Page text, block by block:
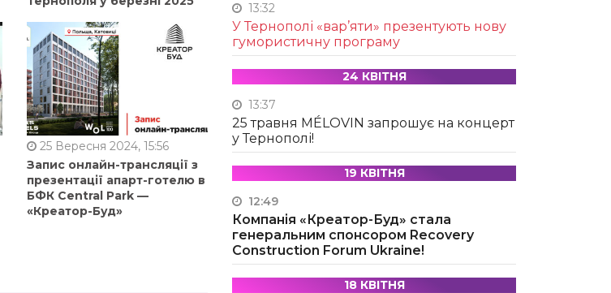
25 Вересня 2024, 15:56
Запис онлайн-трансляції з
презентації апарт-готелю в
БФК Central Park —
«Креатор-Буд»
13:32
У Тернополі «вар’яти» презентують нову
гумористичну програму
24 КВІТНЯ
13:37
25 травня MÉLOVIN запрошує на концерт
у Тернополі!
19 КВІТНЯ
12:49
Компанія «Креатор-Буд» стала
генеральним спонсором Recovery
Construction Forum Ukraine!
18 КВІТНЯ